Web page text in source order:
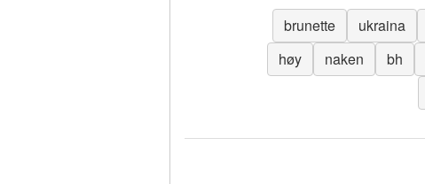
brunette ukraina
høy
naken bh